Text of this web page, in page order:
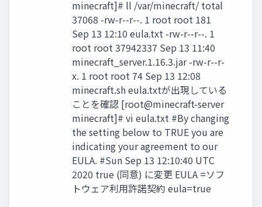
minecraft]# ll /var/minecraft/ total
37068 -rw-r--r--. 1 root root 181
Sep 13 12:10 eula.txt -rw-r--r--. 1
root root 37942337 Sep 13 11:40
minecraft_server.1.16.3.jar -rw-r--r-
x. 1 root root 74 Sep 13 12:08
minecraft.sh eula.txtが出現している
ことを確認 [root@minecraft-server
minecraft]# vi eula.txt #By changing
the setting below to TRUE you are
indicating your agreement to our
EULA. #Sun Sep 13 12:10:40 UTC
2020 true (同意) に変更 EULA =ソフ
トウェア利用許諾契約 eula=true